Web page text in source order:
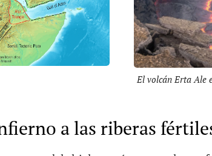
El volcán Erta Ale
a las riberas